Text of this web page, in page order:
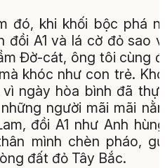
đó, khi khối bộc phá
đồi A1 và lá cờ đỏ sao
Đờ-cát, ông tôi cùng
khóc như con trẻ.
ngày hòa bình đã
người mãi mãi
đồi A1 như Anh
mình chèn pháo,
đất đỏ Tây Bắc.